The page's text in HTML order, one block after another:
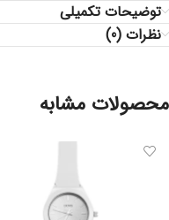
توضیحات تکمیلی
نظرات (0)
محصولات مشابه